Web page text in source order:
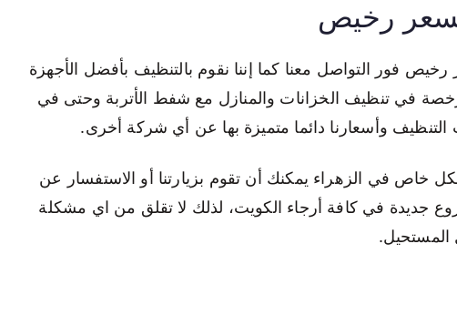
رخيص
فور التواصل معنا كما إننا نقوم بالتنظيف بأفضل الأجهزة
في تنظيف الخزانات والمنازل مع شفط الأتربة وحتى في
وأسعارنا دائما متميزة بها عن أي شركة أخرى.
خاص في الزهراء يمكنك أن تقوم بزيارتنا أو الاستفسار عن
جديدة في كافة أرجاء الكويت، لذلك لا تقلق من اي مشكلة
المستحيل.